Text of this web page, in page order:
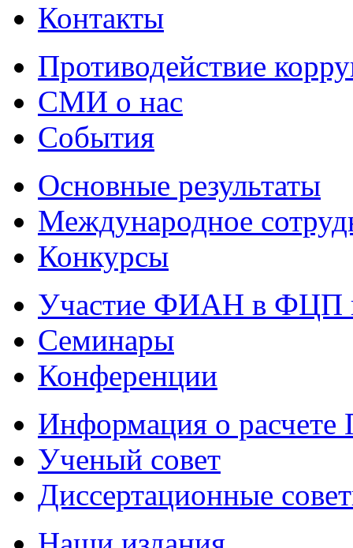
Контакты
Противодействие
СМИ о нас
События
Основные результаты
Международное
Конкурсы
Участие ФИАН в ФЦП
Семинары
Конференции
Информация о
Ученый совет
Диссертационные